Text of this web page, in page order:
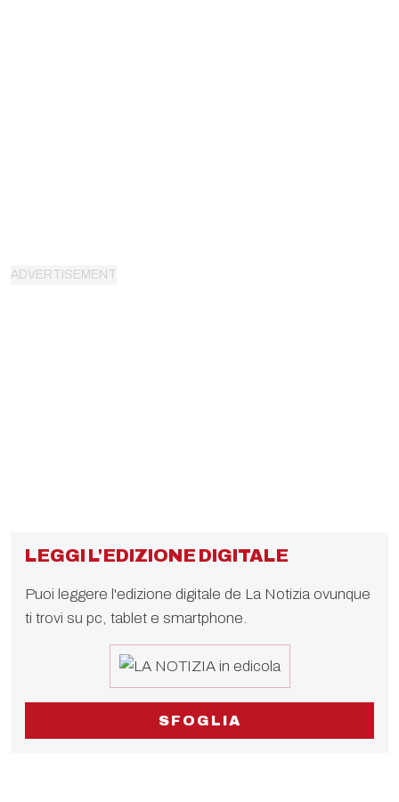
LEGGI L'EDIZIONE DIGITALE
Puoi leggere l'edizione digitale de La Notizia ovunque
ti trovi su pc, tablet e smartphone.
SFOGLIA